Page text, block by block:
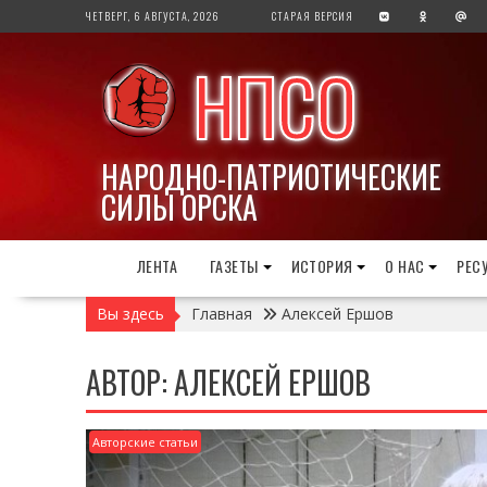
к
ЧЕТВЕРГ, 6 АВГУСТА, 2026 СТАРАЯ ВЕРСИЯ
НПСО
НАРОДНО-ПАТРИОТИЧЕСКИЕ
СИЛЫ ОРСКА
ЛЕНТА ГАЗЕТЫ ИСТОРИЯ О НАС
Вы здесь Главная Алексей Ершов
АВТОР:АЛЕКСЕЙ ЕРШОВ
Авторские статьи